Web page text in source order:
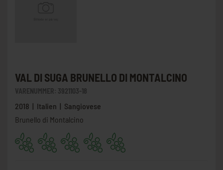
VAL DI SUGA BRUNELLO DI MONTALCINO
VARENUMMER: 3921103-18
2018 | Italien | Sangiovese
Brunello di Montalcino